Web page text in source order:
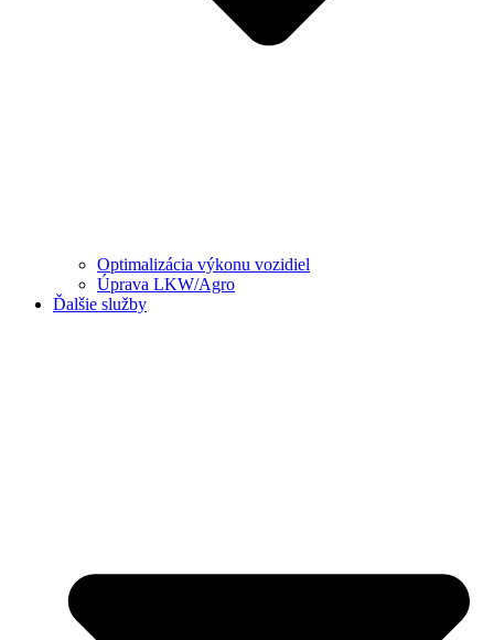
Optimalizácia výkonu vozidiel
Úprava LKW/Agro
Ďalšie služby